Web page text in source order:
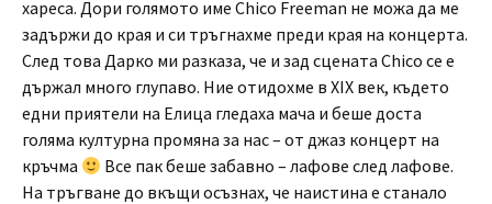
хареса. Дори голямото име Chico Freeman не можа да ме
задържи до края и си тръгнахме преди края на концерта.
След това Дарко ми разказа, че и зад сцената Chico се е
държал много глупаво. Ние отидохме в XIX век, където
едни приятели на Елица гледаха мача и беше доста
голяма културна промяна за нас – от джаз концерт на
кръчма
Все пак беше забавно – лафове след лафове.
На тръгване до вкъщи осъзнах, че наистина е станало